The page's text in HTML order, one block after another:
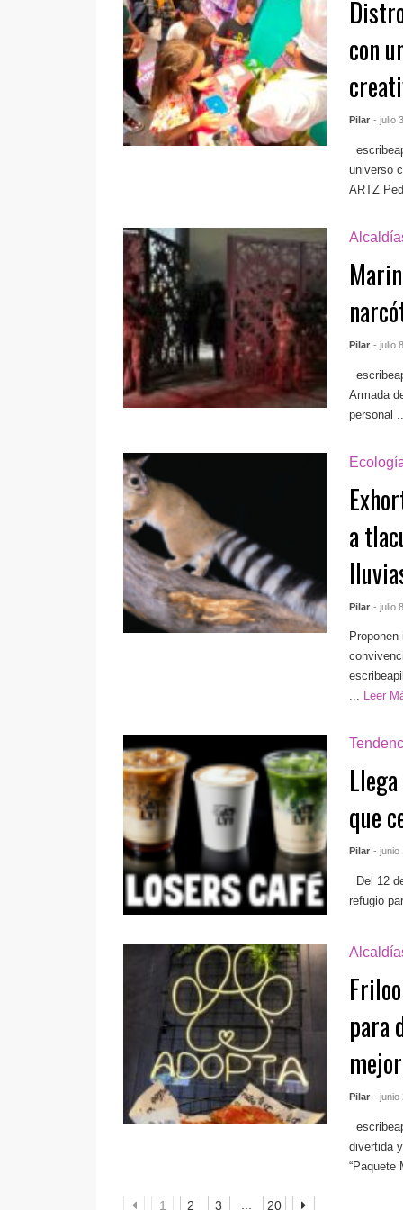
con
Pilar - julio
universo
ARTZ
Pilar - julio
Armada
personal ...
a
Pilar - julio
... Leer
que
Pilar - junio
Del 12
refugio
para
Pilar - junio
divertida
“Paquete
1 2 3 20